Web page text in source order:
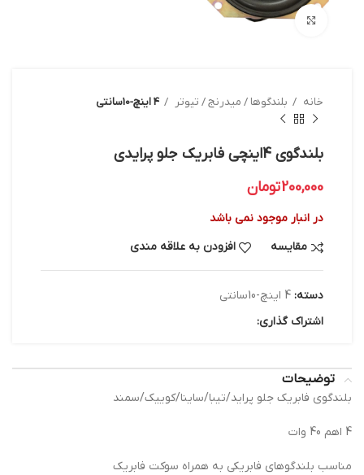
بزرگنمایی تصویر
خانه بلندگوها / میدرنج / تیوتر 4 اینچ-10سانتی
بلندگوی 4اینچی فابریک جلو پرایدی
200,000تومان
در انبار موجود نمی باشد
مقایسه
افزودن به علاقه مندی
دسته: 4 اینچ-10سانتی
اشتراک گذاری:
توضیحات
بلندگوی فابریک جلو پراید/تیبا/ساینا/کوییک/سمند
4 اهم 40 وات
مناسب بلندگوهای فابریکی به همراه سوکت فابریک